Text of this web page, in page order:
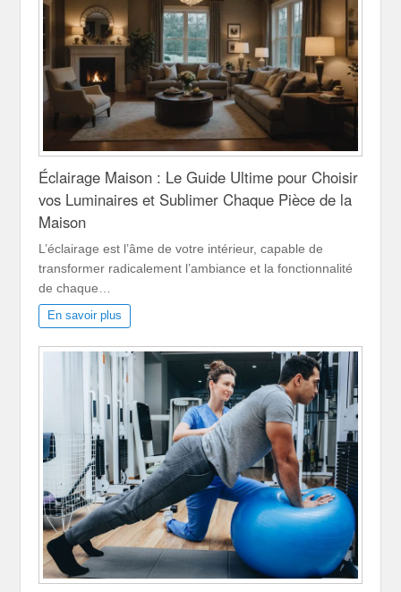
Éclairage Maison : Le Guide Ultime pour Choisir
vos Luminaires et Sublimer Chaque Pièce de la
Maison
L’éclairage est l’âme de votre intérieur, capable de
transformer radicalement l’ambiance et la fonctionnalité
de chaque…
En savoir plus